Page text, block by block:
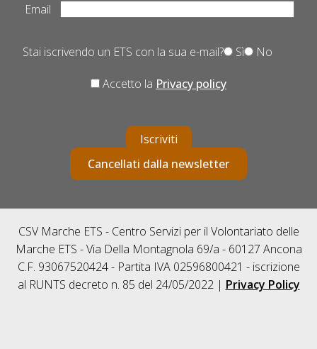
Email
Stai iscrivendo un ETS con la sua e-mail? Sì No
Accetto la Privacy policy
Iscriviti
Cancellati dalla newsletter
CSV Marche ETS - Centro Servizi per il Volontariato delle
Marche ETS - Via Della Montagnola 69/a - 60127 Ancona
C.F. 93067520424 - Partita IVA 02596800421 - iscrizione
al RUNTS decreto n. 85 del 24/05/2022 | Privacy Policy